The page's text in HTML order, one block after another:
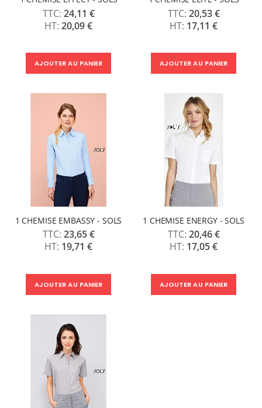
24,11 €
20,09 €
AJOUTER AU PANIER
20,53 €
17,11 €
AJOUTER AU PANIER
1 CHEMISE EMBASSY - SOLS
23,65 €
19,71 €
AJOUTER AU PANIER
1 CHEMISE ENERGY - SOLS
20,46 €
17,05 €
AJOUTER AU PANIER
9,50 €
À partir de 6,50 €
Imprimante UV LED SureColor SC-V1000 EPSON - Garantie 3 ans
Rating:
8 990,00 €
49,00 €
40,83 €
59,99 €
Rating:
240,83 €